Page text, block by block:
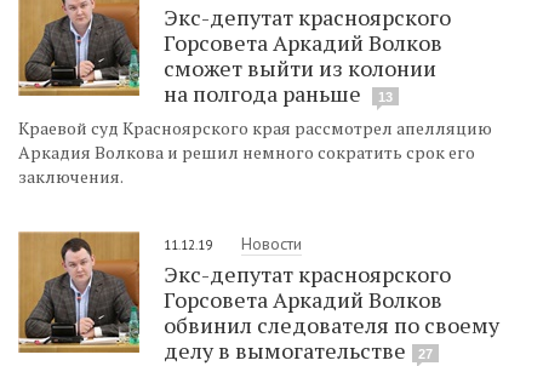
Экс-депутат красноярского
Горсовета Аркадий Волков
сможет выйти из колонии
на полгода раньше
13
Краевой суд Красноярского края рассмотрел апелляцию
Аркадия Волкова и решил немного сократить срок его
заключения.
11.12.19 Новости
Экс-депутат красноярского
Горсовета Аркадий Волков
обвинил следователя по своему
делу в вымогательстве
27